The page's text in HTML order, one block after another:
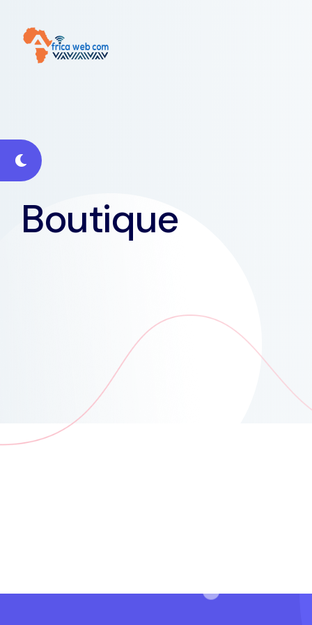
Boutique